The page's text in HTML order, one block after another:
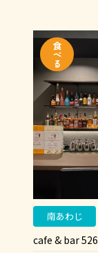
南あわじ
cafe & bar 526